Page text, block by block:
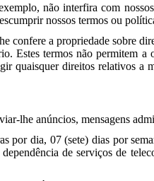
não interfira com
nossos termos ou
confere a propriedade sobre
Estes termos não permitem
quaisquer direitos relativos a
lhe anúncios, mensagens
por dia, 07 (sete) dias por
de serviços de